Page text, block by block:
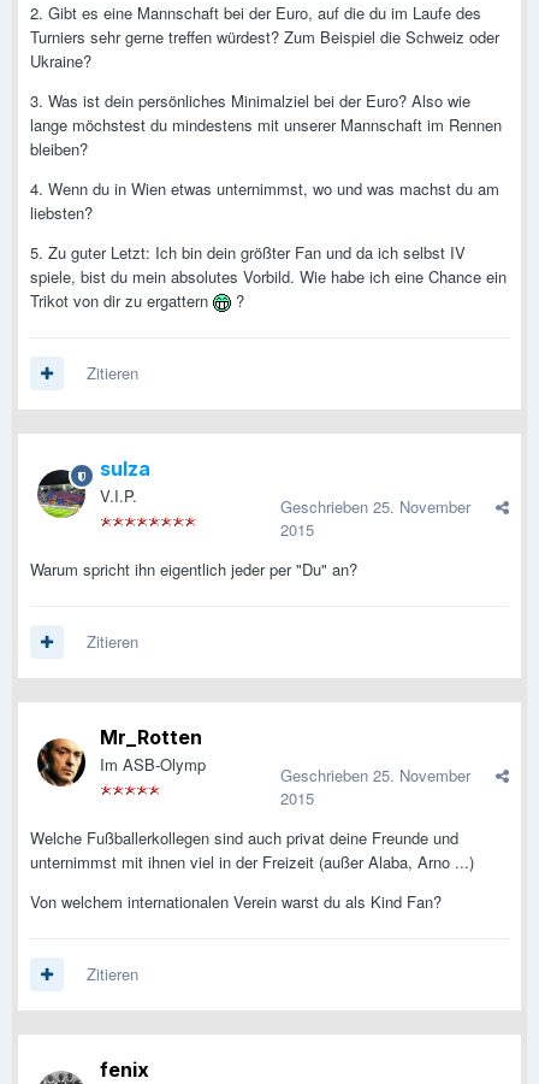
2. Gibt es eine Mannschaft bei der Euro, auf die du im Laufe des
Turniers sehr gerne treffen würdest? Zum Beispiel die Schweiz oder
Ukraine?
3. Was ist dein persönliches Minimalziel bei der Euro? Also wie
lange möchstest du mindestens mit unserer Mannschaft im Rennen
bleiben?
4. Wenn du in Wien etwas unternimmst, wo und was machst du am
liebsten?
5. Zu guter Letzt: Ich bin dein größter Fan und da ich selbst IV
spiele, bist du mein absolutes Vorbild. Wie habe ich eine Chance ein
Trikot von dir zu ergattern
?
Zitieren
sulza
V.I.P. Geschrieben 25. November
2015
Warum spricht ihn eigentlich jeder per "Du" an?
Zitieren
Mr_Rotten
Im ASB-Olymp Geschrieben 25. November
2015
Welche Fußballerkollegen sind auch privat deine Freunde und
unternimmst mit ihnen viel in der Freizeit (außer Alaba, Arno ...)
Von welchem internationalen Verein warst du als Kind Fan?
Zitieren
fenix